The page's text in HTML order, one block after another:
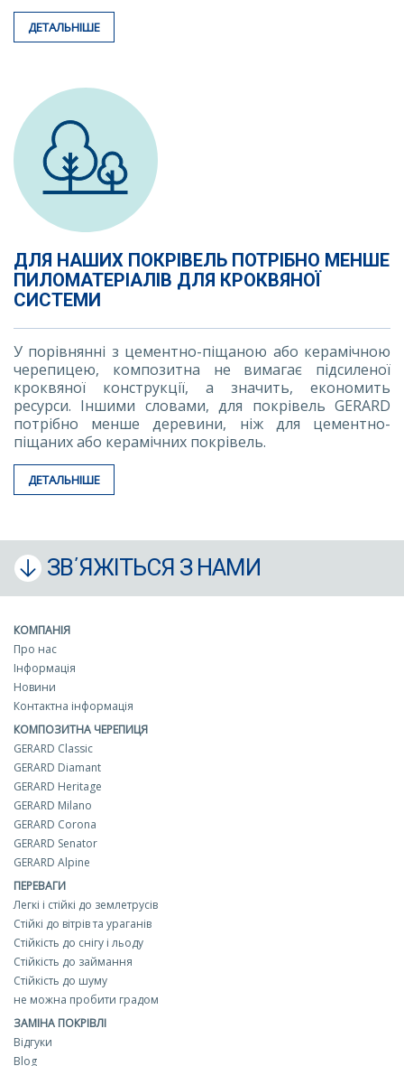
ДЕТАЛЬНІШЕ
ДЛЯ НАШИХ ПОКРІВЕЛЬ ПОТРІБНО МЕНШЕ
ПИЛОМАТЕРІАЛІВ ДЛЯ КРОКВЯНОЇ
СИСТЕМИ
У порівнянні з цементно-піщаною або керамічною
черепицею, композитна не вимагає підсиленої
кроквяної конструкції, а значить, економить
ресурси. Іншими словами, для покрівель GERARD
потрібно менше деревини, ніж для цементно-
піщаних або керамічних покрівель.
ДЕТАЛЬНІШЕ
ЗВ΄ЯЖІТЬСЯ З НАМИ
КОМПАНІЯ
Про нас
Інформація
Новини
Контактна інформація
КОМПОЗИТНА ЧЕРЕПИЦЯ
GERARD Classic
GERARD Diamant
GERARD Heritage
GERARD Milano
GERARD Corona
GERARD Senator
GERARD Alpine
ПЕРЕВАГИ
Легкі і стійкі до землетрусів
Стійкі до вітрів та ураганів
Стійкість до снігу і льоду
Стійкість до займання
Стійкість до шуму
не можна пробити градом
ЗАМІНА ПОКРІВЛІ
Відгуки
Blog